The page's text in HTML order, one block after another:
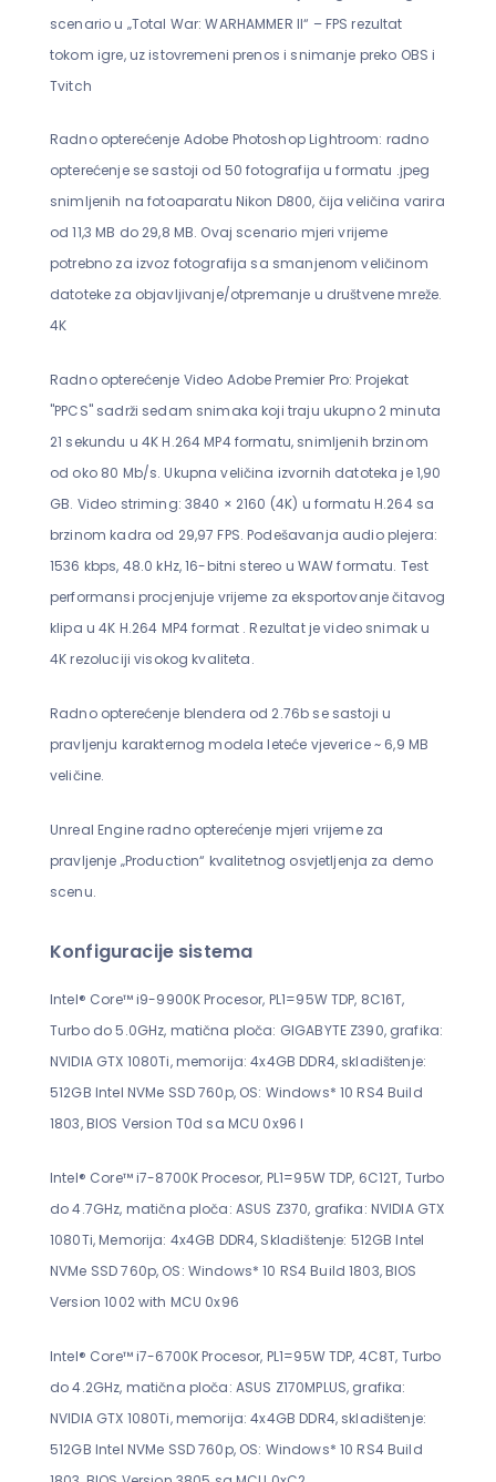
scenario u „Total War: WARHAMMER II“ – FPS rezultat
tokom igre, uz istovremeni prenos i snimanje preko OBS i
Tvitch
Radno opterećenje Adobe Photoshop Lightroom: radno
opterećenje se sastoji od 50 fotografija u formatu .jpeg
snimljenih na fotoaparatu Nikon D800, čija veličina varira
od 11,3 MB do 29,8 MB. Ovaj scenario mjeri vrijeme
potrebno za izvoz fotografija sa smanjenom veličinom
datoteke za objavljivanje/otpremanje u društvene mreže.
4K
Radno opterećenje Video Adobe Premier Pro: Projekat
"PPCS" sadrži sedam snimaka koji traju ukupno 2 minuta
21 sekundu u 4K H.264 MP4 formatu, snimljenih brzinom
od oko 80 Mb/s. Ukupna veličina izvornih datoteka je 1,90
GB. Video striming: 3840 × 2160 (4K) u formatu H.264 sa
brzinom kadra od 29,97 FPS. Podešavanja audio plejera:
1536 kbps, 48.0 kHz, 16-bitni stereo u WAW formatu. Test
performansi procjenjuje vrijeme za eksportovanje čitavog
klipa u 4K H.264 MP4 format . Rezultat je video snimak u
4K rezoluciji visokog kvaliteta.
Radno opterećenje blendera od 2.76b se sastoji u
pravljenju karakternog modela leteće vjeverice ~ 6,9 MB
veličine.
Unreal Engine radno opterećenje mjeri vrijeme za
pravljenje „Production“ kvalitetnog osvjetljenja za demo
scenu.
Konfiguracije sistema
Intel® Core™ i9-9900K Procesor, PL1=95W TDP, 8C16T,
Turbo do 5.0GHz, matična ploča: GIGABYTE Z390, grafika:
NVIDIA GTX 1080Ti, memorija: 4x4GB DDR4, skladištenje:
512GB Intel NVMe SSD 760p, OS: Windows* 10 RS4 Build
1803, BIOS Version T0d sa MCU 0x96 I
Intel® Core™ i7-8700K Procesor, PL1=95W TDP, 6C12T, Turbo
do 4.7GHz, matična ploča: ASUS Z370, grafika: NVIDIA GTX
1080Ti, Memorija: 4x4GB DDR4, Skladištenje: 512GB Intel
NVMe SSD 760p, OS: Windows* 10 RS4 Build 1803, BIOS
Version 1002 with MCU 0x96
Intel® Core™ i7-6700K Procesor, PL1=95W TDP, 4C8T, Turbo
do 4.2GHz, matična ploča: ASUS Z170MPLUS, grafika:
NVIDIA GTX 1080Ti, memorija: 4x4GB DDR4, skladištenje:
512GB Intel NVMe SSD 760p, OS: Windows* 10 RS4 Build